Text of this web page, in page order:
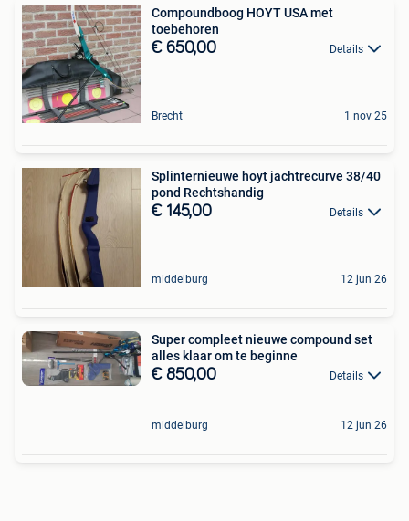
Compoundboog HOYT USA met
toebehoren
€ 650,00 Details
Brecht 1 nov 25
Splinternieuwe hoyt jachtrecurve 38/40
pond Rechtshandig
€ 145,00 Details
middelburg 12 jun 26
Super compleet nieuwe compound set
alles klaar om te beginne
€ 850,00 Details
middelburg 12 jun 26